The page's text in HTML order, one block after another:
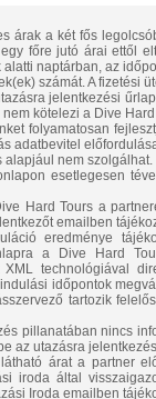
árak a két fős
főre jutó árai ettől
naptárban, az
számát. A fizetési
jelentkezési
kötelezi a Dive
folyamatosan
adatbevitel
alapjául nem szolgálhat.
esetlegesen
Hard Tours a
emailben
eredménye
a Dive Hard
XML technológiával
időpontok
tartozik
pillanatában nincs
az utazásra
árat a partner
iroda által
Iroda emailben